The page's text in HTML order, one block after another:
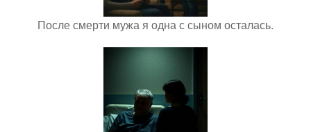
После смерти мужа я одна с сыном осталась.